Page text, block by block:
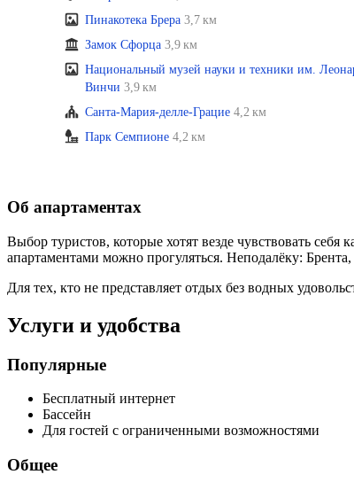
Пинакотека Брера 3,7 км
Замок Сфорца 3,9 км
Национальный музей науки и техники им.
Винчи 3,9 км
Санта-Мария-делле-Грацие 4,2 км
Парк Семпионе 4,2 км
Об апартаментах
Выбор туристов, которые хотят везде чувствовать
апартаментами можно прогуляться. Неподалёку:
Для тех, кто не представляет отдых без водных
Услуги и удобства
Популярные
Бесплатный интернет
Бассейн
Для гостей с ограниченными возможностями
Общее